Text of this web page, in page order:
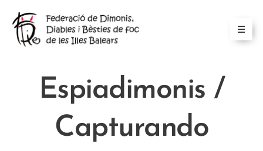
Espiadimonis /
Capturando